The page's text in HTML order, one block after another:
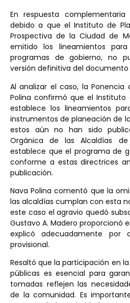
En respuesta
debido a que el Instituto de
Prospectiva de la Ciudad de
emitido los lineamientos
programas de gobierno, no
versión definitiva del documento
Al analizar el caso, la Ponencia
Polina confirmó que el Instituto
establece los lineamientos
instrumentos de planeación de
estos aún no han sido
Orgánica de las Alcaldías
establece que el programa de
conforme a estas directrices
publicación.
Nava Polina comentó que la
las alcaldías cumplan con esta
este caso el agravio quedó
Gustavo A. Madero proporcionó
explicó adecuadamente
provisional.
Resaltó que la participación en
públicas es esencial para
tomadas reflejen las
de la comunidad. Es